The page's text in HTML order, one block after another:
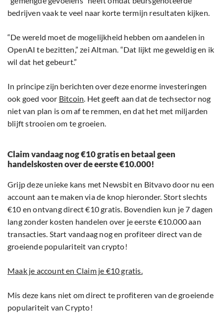
bedrijven vaak te veel naar korte termijn resultaten kijken.
“De wereld moet de mogelijkheid hebben om aandelen in
OpenAI te bezitten,” zei Altman. “Dat lijkt me geweldig en ik
wil dat het gebeurt.”
In principe zijn berichten over deze enorme investeringen
ook goed voor Bitcoin. Het geeft aan dat de techsector nog
niet van plan is om af te remmen, en dat het met miljarden
blijft strooien om te groeien.
Claim vandaag nog €10 gratis en betaal geen
handelskosten over de eerste €10.000!
Grijp deze unieke kans met Newsbit en Bitvavo door nu een
account aan te maken via de knop hieronder. Stort slechts
€10 en ontvang direct €10 gratis. Bovendien kun je 7 dagen
lang zonder kosten handelen over je eerste €10.000 aan
transacties. Start vandaag nog en profiteer direct van de
groeiende populariteit van crypto!
Maak je account en Claim je €10 gratis.
Mis deze kans niet om direct te profiteren van de groeiende
populariteit van Crypto!